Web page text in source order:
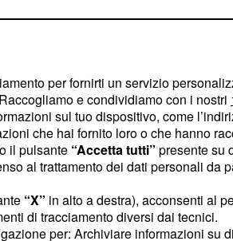
di
per fornirti un servizio
e condividiamo con i nostri
sul tuo dispositivo, come
che hai fornito loro o che hanno
il pulsante “Accetta tutti” presente su
al trattamento dei dati personali da
“X” in alto a destra), acconsenti al
di tracciamento diversi dai tecnici.
per: Archiviare informazioni su